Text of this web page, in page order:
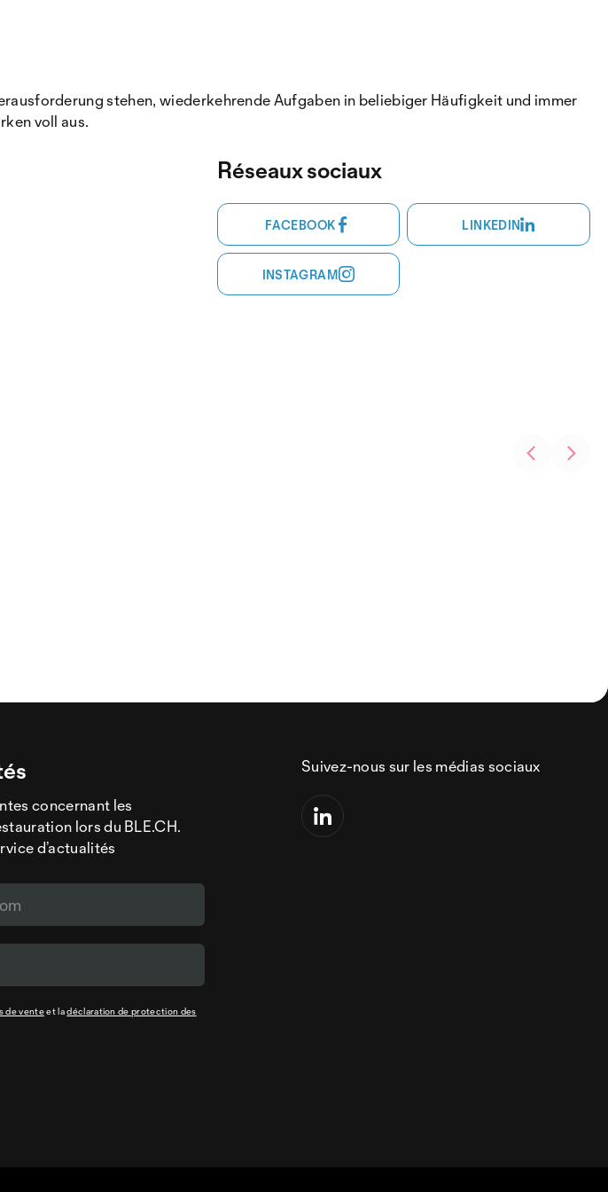
stehen, wiederkehrende Aufgaben in beliebiger Häufigkeit und immer
voll aus.
Réseaux sociaux
FACEBOOK LINKEDIN
INSTAGRAM
concernant les
lors du BLE.CH.
d’actualités
de venteet ladéclaration de protection des
Suivez-nous sur les médias sociaux